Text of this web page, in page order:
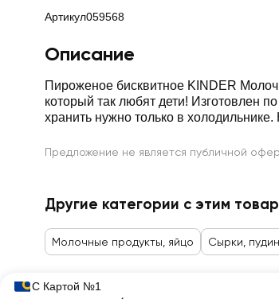
Артикул059568
Описание
Пироженое бисквитное KINDER
который так любят дети! Изготовлен
хранить нужно только в
Предложение не является публичной
Другие категории с этим
Молочные продукты, яйцо Сырки,
С Картой №1